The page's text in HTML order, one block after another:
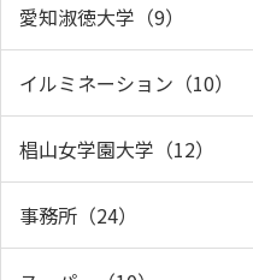
愛知淑徳大学（9）
イルミネーション（10）
椙山女学園大学（12）
事務所（24）